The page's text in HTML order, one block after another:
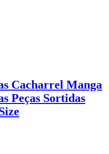
Cacharrel Manga
Peças Sortidas